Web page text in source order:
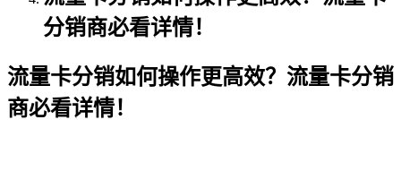
分销商必看详情！
流量卡分销如何操作更高效？流量卡分销
商必看详情！